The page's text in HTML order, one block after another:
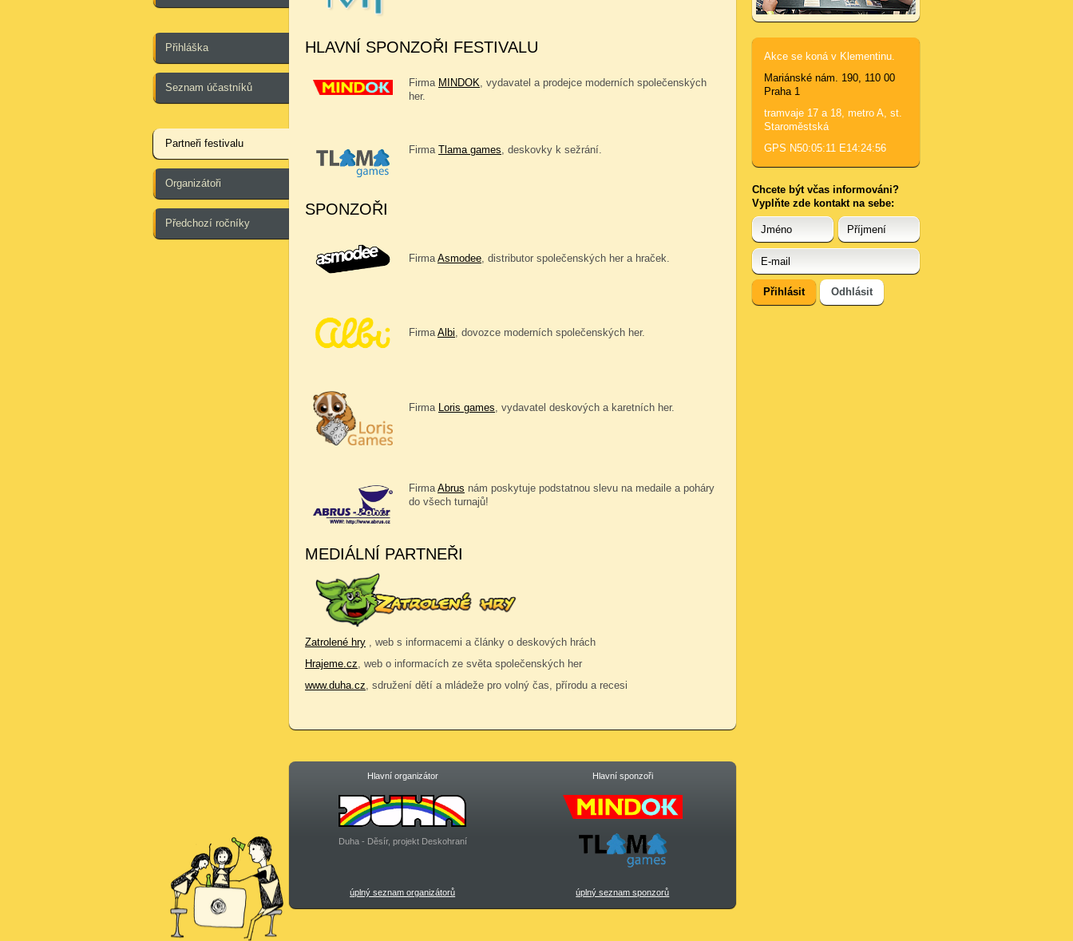
Přihláška
Seznam účastníků
Partneři festivalu
Organizátoři
Předchozí ročníky
HLAVNÍ SPONZOŘI FESTIVALU
Firma MINDOK , vydavatel a prodejce moderních společenských
her.
Firma Tlama games , deskovky k sežrání.
SPONZOŘI
Firma Asmodee , distributor společenských her a hraček.
FirmaAlbi, dovozce moderních společenských her.
Firma Loris games , vydavatel deskových a karetních her.
FirmaAbrus nám poskytuje podstatnou slevu na medaile a poháry
do všech turnajů!
MEDIÁLNÍ PARTNEŘI
Zatrolené hry , web s informacemi a články o deskových hrách
Hrajeme.cz, web o informacích ze světa společenských her
www.duha.cz, sdružení dětí a mládeže pro volný čas, přírodu a recesi
Hlavní organizátor Hlavní sponzoři
Duha - Děsír, projekt Deskohraní
úplný seznam organizátorů úplný seznam sponzorů
Akce se koná v Klementinu.
Mariánské nám. 190, 110 00
Praha 1
tramvaje 17 a 18, metro A, st.
Staroměstská
GPS N50:05:11 E14:24:56
Chcete být včas informováni?
Vyplňte zde kontakt na sebe: